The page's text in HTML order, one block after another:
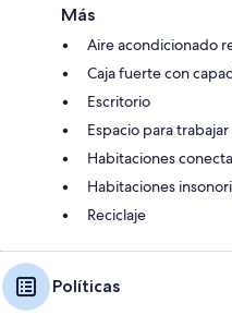
Más
Aire acondicionado
Caja fuerte con
Escritorio
Espacio para
Habitaciones
Habitaciones
Reciclaje
Políticas